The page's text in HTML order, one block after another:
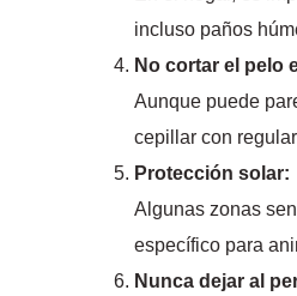
incluso paños
No cortar el pelo
Aunque puede
cepillar con
Protección solar:
Algunas zonas
específico para
Nunca dejar al